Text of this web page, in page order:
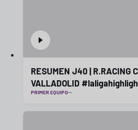
RESUMEN J40 | R.RACING
VALLADOLID
PRIMER EQUIPO